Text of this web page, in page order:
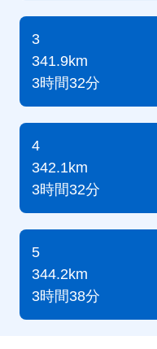
3
341.9km
3時間32分
4
342.1km
3時間32分
5
344.2km
3時間38分